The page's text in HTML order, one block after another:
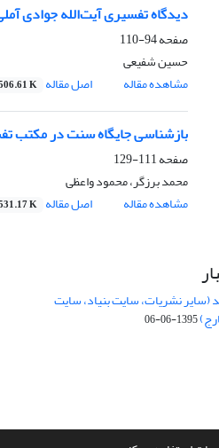
دیدگاه تفسیری آیت‌الله جوادی
صفحه94-110
حسین شفیعی
مشاهده مقاله
اصل مقاله K
بازشناسی جایگاه سنت در مکتب
صفحه111-129
محمد برزگر، محمود واعظی
مشاهده مقاله
اصل مقاله K
(سایر نشریات، سایت بنیاد، سایت
1395-06-06